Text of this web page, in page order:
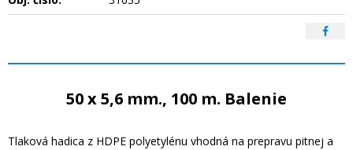
50 x 5,6 mm., 100 m. Balenie
Tlaková hadica z HDPE polyetylénu vhodná na prepravu pitnej a